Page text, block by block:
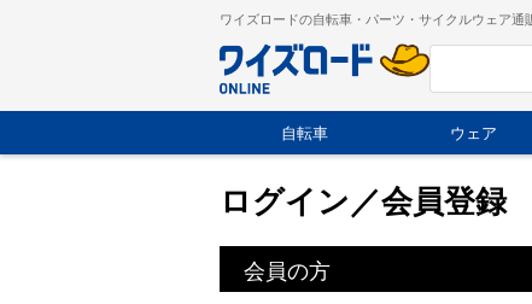
ワイズロードの自転車・パーツ・サイクルウェア通
自転車 ウェア
ログイン／会員登録
会員の方